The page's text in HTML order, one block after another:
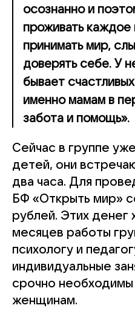
осознанно и
проживать каждое
принимать мир,
доверять себе. У
бывает
именно мамам в
забота и помощь».
Сейчас в группе
детей, они
два часа. Для
БФ «Открыть мир»
рублей. Этих денег
месяцев работы
психологу и
индивидуальные
срочно
женщинам.